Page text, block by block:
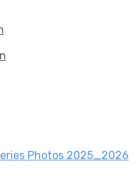
Photos 2025_2026